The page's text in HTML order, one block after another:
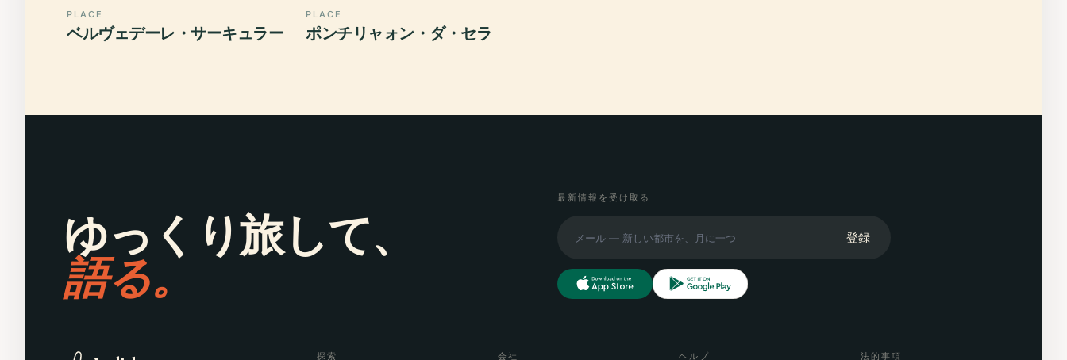
PLACE
ベルヴェデーレ・サーキュラー
PLACE
ポンチリャォン・ダ・セラ
ゆっくり旅して、
語る。
最新情報を受け取る
登録
探索 会社 ヘルプ 法的事項